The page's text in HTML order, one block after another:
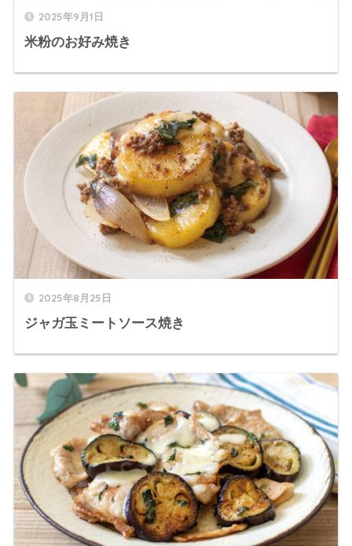
2025年9月1日
米粉のお好み焼き
2025年8月25日
ジャガ玉ミートソース焼き